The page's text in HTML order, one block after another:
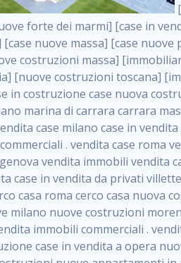
[nuove costruzioni versilia]